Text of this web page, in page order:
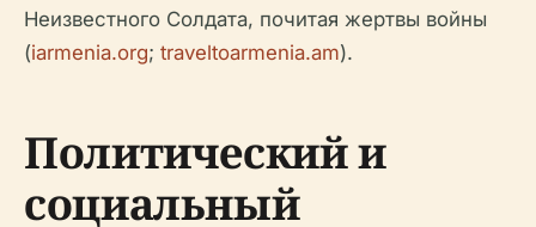
Неизвестного Солдата, почитая жертвы войны
(iarmenia.org; traveltoarmenia.am).
Политический и
социальный